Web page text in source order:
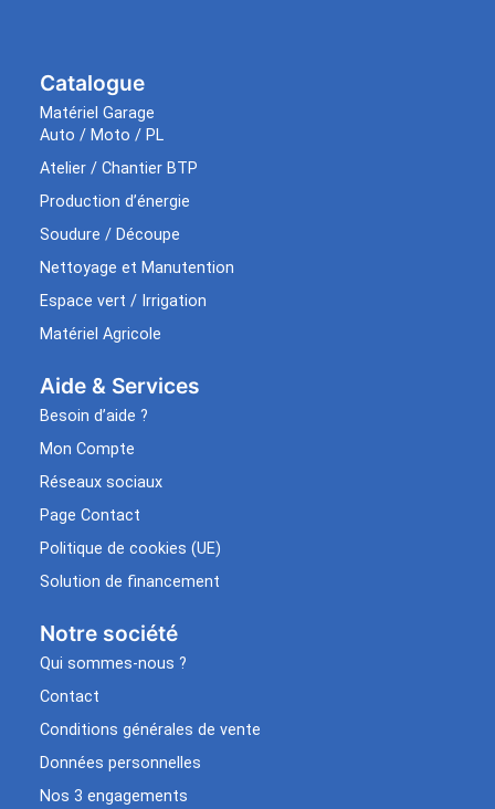
Catalogue
Matériel Garage
Auto / Moto / PL
Atelier / Chantier BTP
Production d’énergie
Soudure / Découpe
Nettoyage et Manutention
Espace vert / Irrigation
Matériel Agricole
Aide & Services​
Besoin d’aide ?
Mon Compte
Réseaux sociaux
Page Contact
Politique de cookies (UE)
Solution de financement
Notre société
Qui sommes-nous ?
Contact
Conditions générales de vente
Données personnelles
Nos 3 engagements